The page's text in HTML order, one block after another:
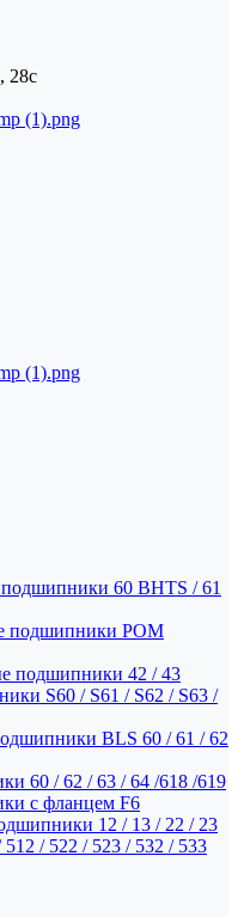
28с
60 BHTS / 61
подшипники POM
подшипники 42 / 43
S60 / S61 / S62 / S63 /
BLS 60 / 61 / 62
60 / 62 / 63 / 64 /618 /619
с фланцем F6
12 / 13 / 22 / 23
/ 522 / 523 / 532 / 533